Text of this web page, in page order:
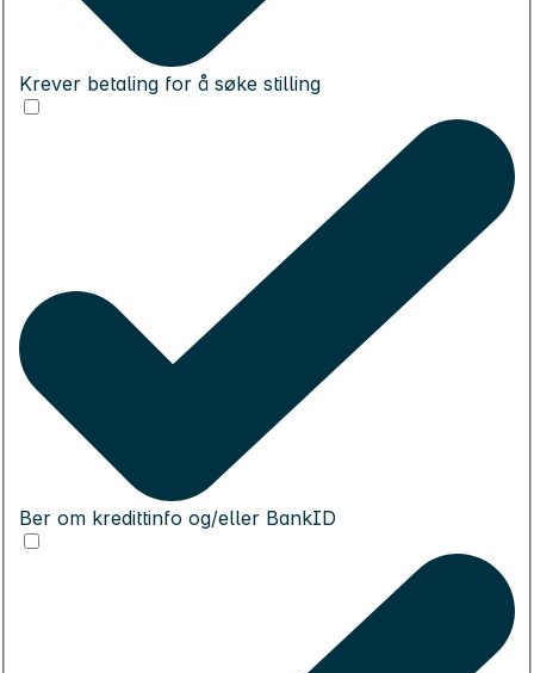
Krever betaling for å søke stilling
Ber om kredittinfo og/eller BankID